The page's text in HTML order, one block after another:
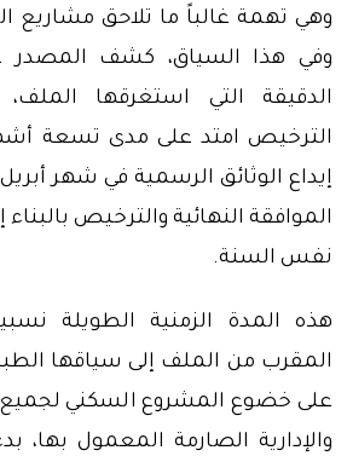
وهي تهمة غالباً ما تلاحق مشاريع
وفي هذا السياق، كشف المصدر
الدقيقة التي استغرقها
الترخيص امتد على مدى تسعة
إيداع الوثائق الرسمية في شهر
الموافقة النهائية والترخيص
نفس السنة.
هذه المدة الزمنية الطويلة
المقرب من الملف إلى سياقها
على خضوع المشروع السكني لجميع
والإدارية الصارمة المعمول بها،